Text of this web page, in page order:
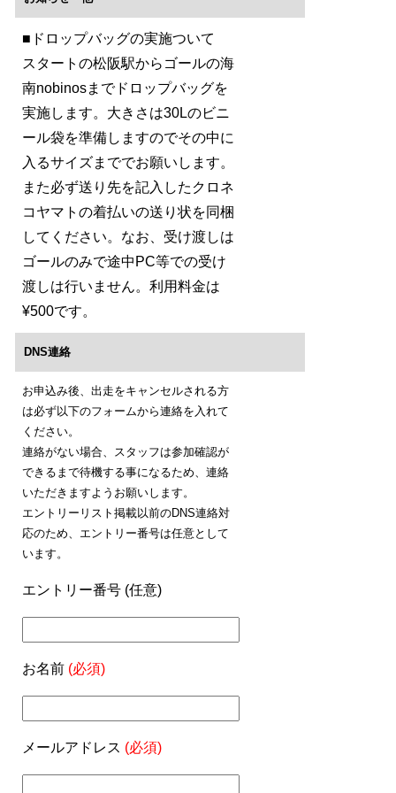
■ドロップバッグの実施ついて
スタートの松阪駅からゴールの海
南nobinosまでドロップバッグを
実施します。大きさは30Lのビニ
ール袋を準備しますのでその中に
入るサイズまででお願いします。
また必ず送り先を記入したクロネ
コヤマトの着払いの送り状を同梱
してください。なお、受け渡しは
ゴールのみで途中PC等での受け
渡しは行いません。利用料金は
¥500です。
DNS連絡
お申込み後、出走をキャンセルされる方
は必ず以下のフォームから連絡を入れて
ください。
連絡がない場合、スタッフは参加確認が
できるまで待機する事になるため、連絡
いただきますようお願いします。
エントリーリスト掲載以前のDNS連絡対
応のため、エントリー番号は任意として
います。
エントリー番号 (任意)
お名前 (必須)
メールアドレス (必須)